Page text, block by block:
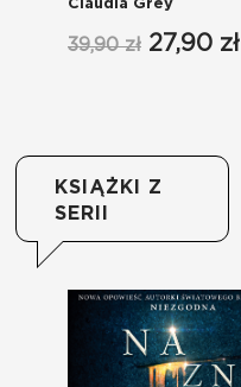
Claudia Grey
39,90 zł 27,90 zł
KSIĄŻKI Z
SERII